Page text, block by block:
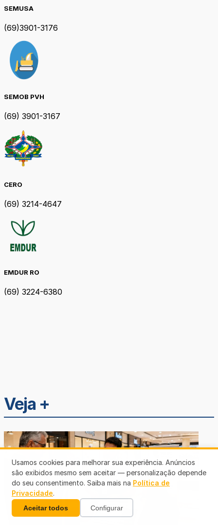
SEMUSA
(69)3901-3176
SEMOB PVH
(69) 3901-3167
CERO
(69) 3214-4647
EMDUR RO
(69) 3224-6380
Veja +
Usamos cookies para melhorar sua experiência. Anúncios
são exibidos mesmo sem aceitar — personalização depende
do seu consentimento. Saiba mais na Política de
Privacidade.
Aceitar todos Configurar